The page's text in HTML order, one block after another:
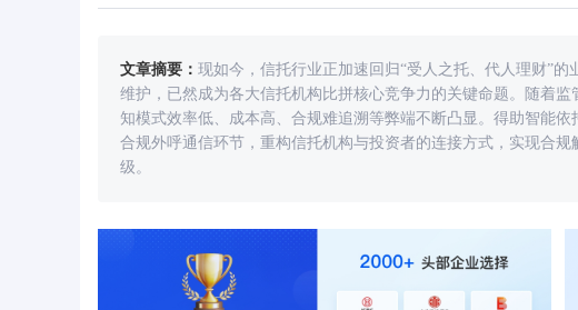
文章摘要： 现如今，信托行业正加速回归“受人之托、代人理财”
维护，已然成为各大信托机构比拼核心竞争力的关键命题。随着
知模式效率低、成本高、合规难追溯等弊端不断凸显。得助智能
合规外呼通信环节，重构信托机构与投资者的连接方式，实现合
级。